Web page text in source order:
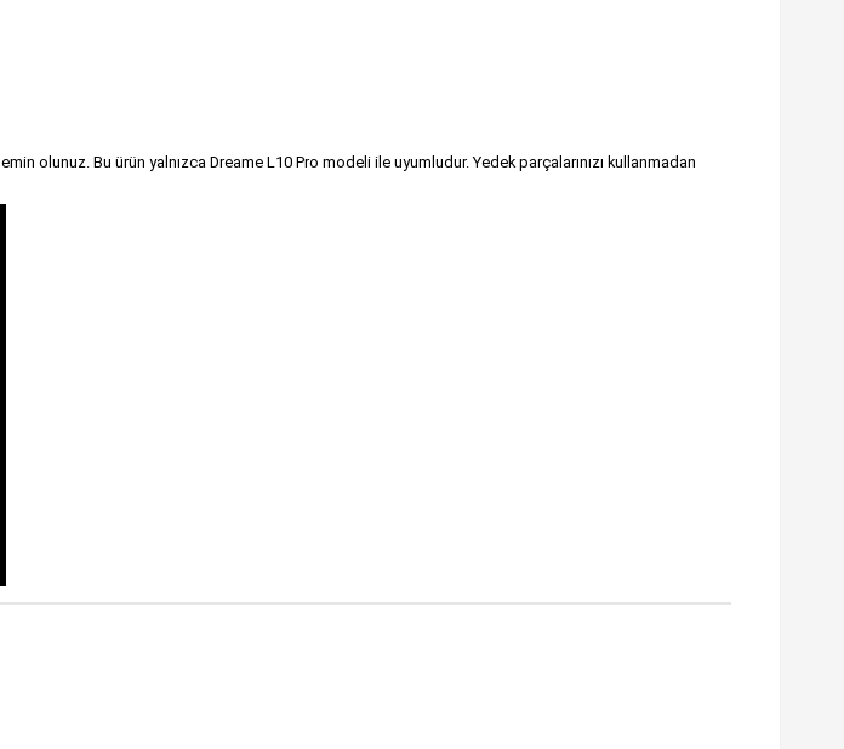
olunuz. Bu ürün yalnızca Dreame L10 Pro modeli ile uyumludur. Yedek parçalarınızı kullanmadan